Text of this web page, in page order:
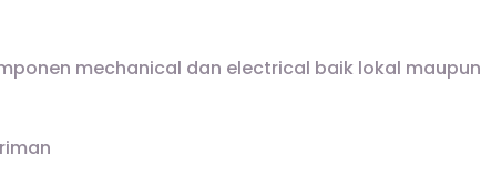
mechanical dan electrical baik lokal maupun